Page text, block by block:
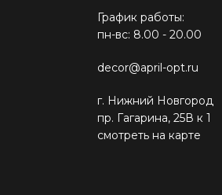
График работы:
пн-вс: 8.00 - 20.00
decor@april-opt.ru
г. Нижний Новгород
пр. Гагарина, 25В к 1
смотреть на карте